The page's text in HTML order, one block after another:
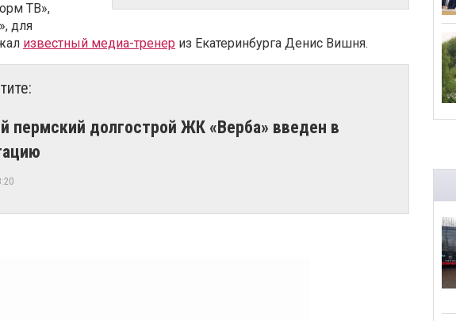
ТВ»,
для
известный медиа-тренер из Екатеринбурга Денис Вишня.
пермский долгострой ЖК «Верба» введен в